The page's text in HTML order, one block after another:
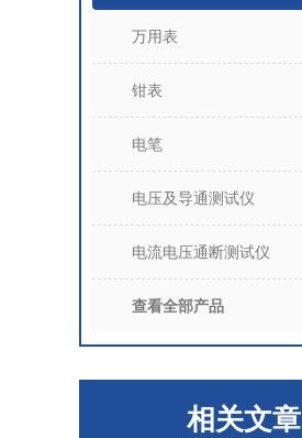
万用表
钳表
电笔
电压及导通测试仪
电流电压通断测试仪
查看全部产品
相关文章